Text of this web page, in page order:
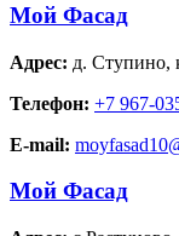
Мой Фасад
Адрес: д. Ступино,
Телефон: +7 967-
E-mail:
Мой Фасад